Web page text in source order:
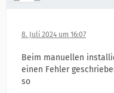
8. Juli 2024 um 16:07
Beim manuellen
einen Fehler
so